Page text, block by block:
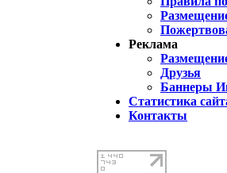
Реклама
Друзья
Баннеры
Статистика
Контакты